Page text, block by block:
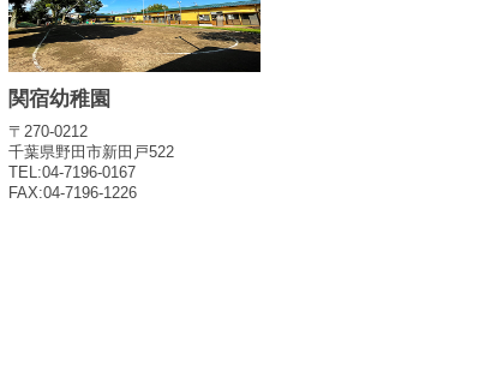
関宿幼稚園
〒270-0212
千葉県野田市新田戸522
TEL:04-7196-0167
FAX:04-7196-1226